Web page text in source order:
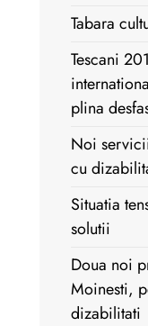
Tabara
Tescani
plina
Noi
cu
Situatia
solutii
Doua noi
Moinesti,
dizabilitati